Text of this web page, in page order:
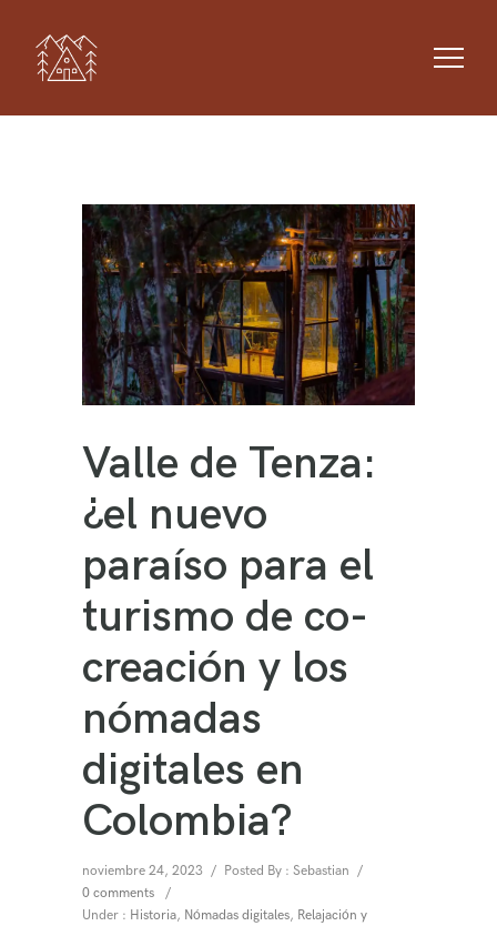
Valle de Tenza:
¿el nuevo
paraíso para el
turismo de co-
creación y los
nómadas
digitales en
Colombia?
noviembre 24, 2023 / Posted By : Sebastian /
0 comments
/
Under : Historia, Nómadas digitales, Relajación y